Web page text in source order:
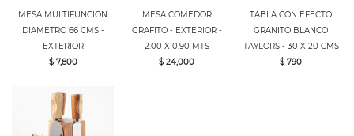
MESA MULTIFUNCION
DIAMETRO 66 CMS -
EXTERIOR
$ 7,800
MESA COMEDOR
GRAFITO - EXTERIOR -
2.00 X 0.90 MTS
$ 24,000
TABLA CON EFECTO
GRANITO BLANCO
TAYLORS - 30 X 20 CMS
$ 790